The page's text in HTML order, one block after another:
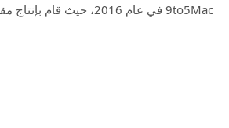
9to5Mac في عام 2016، حيث قام بإنتاج مقاطع…